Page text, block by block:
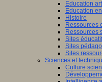
Education
Education
Histoire
Ressources
Ressources
Sites
Sites
Sites
Sciences et
Culture